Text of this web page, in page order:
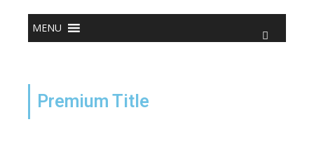
conteúdo
MENU
Premium Title